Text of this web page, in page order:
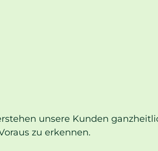
unsere Kunden
zu erkennen.